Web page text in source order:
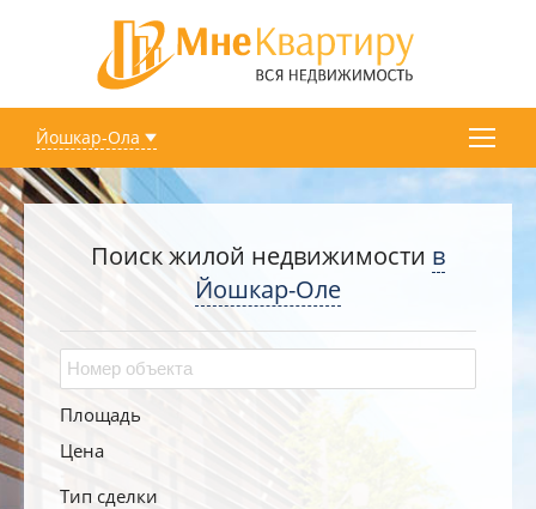
Йошкар-Ола
Поиск жилой недвижимости в
Йошкар-Оле
Площадь
Цена
Тип сделки